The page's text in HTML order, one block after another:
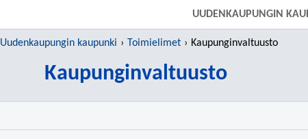
SIIRRY SUORAAN PÄÄSISÄLTÖÖNUUDENKAUPUNGIN
Uudenkaupungin kaupunki Toimielimet Kaupunginvaltuusto
Kaupunginvaltuusto